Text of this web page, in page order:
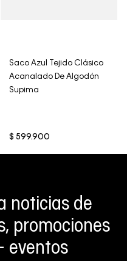
Saco Azul Tejido Clásico
Acanalado De Algodón
Supima
$ 599.900
noticias de
promociones
eventos